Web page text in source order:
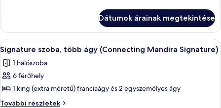
ágy,
kilátással
a
kertre
(Connecting
Mandira
Cottage)
kilátással
kertre
(Connecting
Mandira
Cottage)
részletei
Dátumok árainak megtekintése
A
következő
szoba
összes
képének
megtekintése:
Egy modern szállodai szoba,
7
Signature szoba, több ágy (Connecting Mandira Signature)
1 hálószoba
6 férőhely
1 king (extra méretű) franciaágy és 2 egyszemélyes ágy
További részletek
Signature